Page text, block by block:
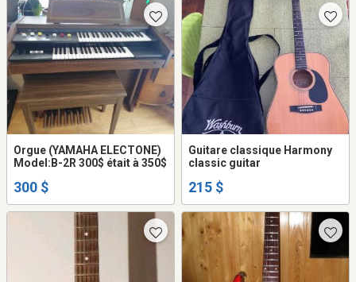
Orgue (YAMAHA ELECTONE)
Model:B-2R 300$ était à 350$
300 $
Guitare classique Harmony
classic guitar
215 $